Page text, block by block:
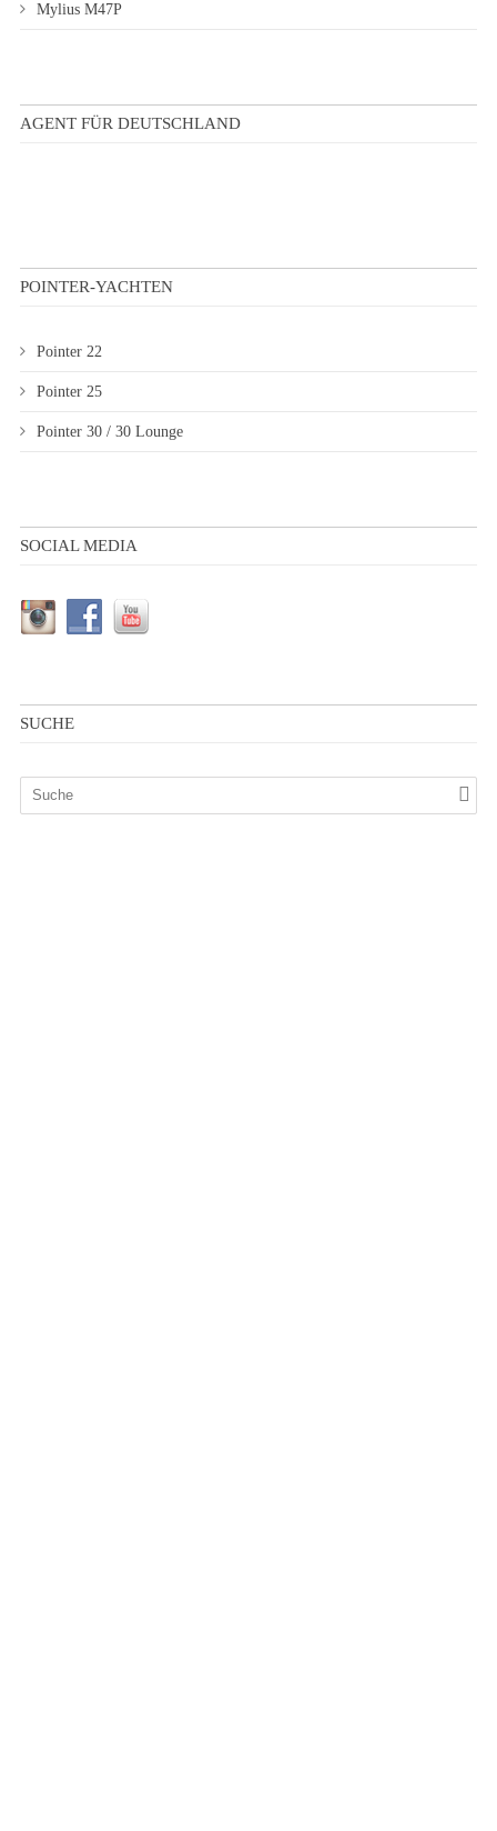
Mylius M47P
AGENT FÜR DEUTSCHLAND
POINTER-YACHTEN
Pointer 22
Pointer 25
Pointer 30 / 30 Lounge
SOCIAL MEDIA
SUCHE